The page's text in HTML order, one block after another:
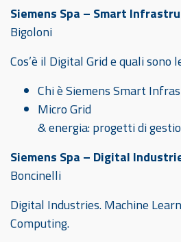
Siemens Spa – Smart
Bigoloni
Cos’è il Digital Grid e quali sono
Chi è Siemens Smart
Micro Grid
& energia: progetti di
Siemens Spa – Digital
Boncinelli
Digital Industries. Machine
Computing.